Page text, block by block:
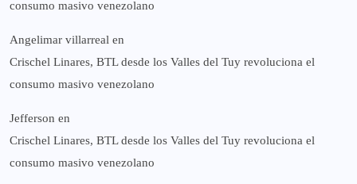
consumo masivo venezolano
Angelimar villarreal en
Crischel Linares, BTL desde los Valles del Tuy revoluciona el
consumo masivo venezolano
Jefferson en
Crischel Linares, BTL desde los Valles del Tuy revoluciona el
consumo masivo venezolano